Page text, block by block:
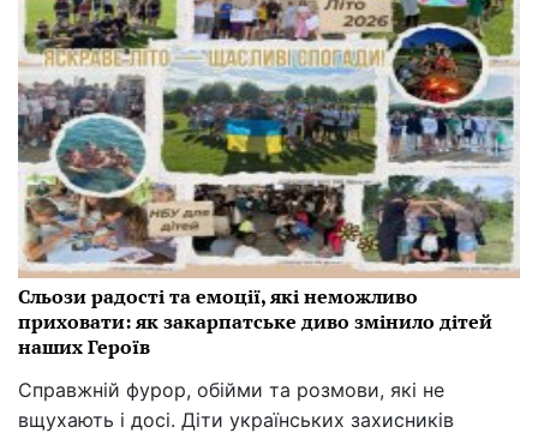
Сльози радості та емоції, які неможливо
приховати: як закарпатське диво змінило дітей
наших Героїв
Справжній фурор, обійми та розмови, які не
вщухають і досі. Діти українських захисників